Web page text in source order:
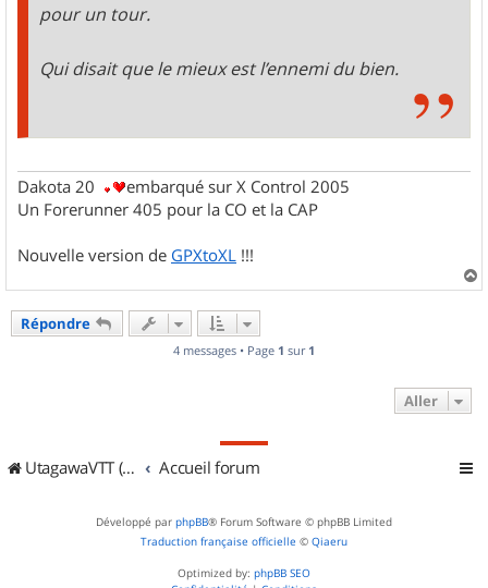
pour un tour.
Qui disait que le mieux est l’ennemi du bien.
Dakota 20
embarqué sur X Control 2005
Un Forerunner 405 pour la CO et la CAP
Nouvelle version de GPXtoXL !!!
a
Répondre
4 messages • Page 1 sur 1
Aller
UtagawaVTT (Randos VTT et VTTAE avec traces GPS) Accueil forum
Développé par phpBB® Forum Software © phpBB Limited
Traduction française officielle © Qiaeru
Optimized by: phpBB SEO